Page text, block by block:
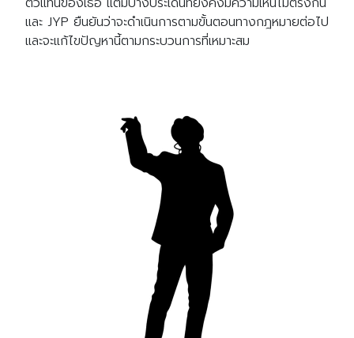
และ JYP ยืนยันว่าจะดำเนินการตามขั้นตอนทางกฎหมายต่อไป
และจะแก้ไขปัญหานี้ตามกระบวนการที่เหมาะสม